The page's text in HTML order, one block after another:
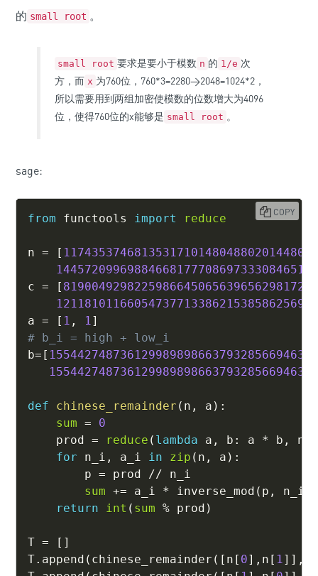
的 small root 。
small root 要求是要小于模数 n 的 1/e 次
方，而 x 为760位，760*3=2280>2048=1024*2，
所以需要用到两组加密使模数的位数增大为4096
位，使得760位的x能够是 small root 。
sage:
from functools import reduce
n = [
c = [
a = [ 1 , 1]
# b_i = high + low_i
b= [
def chinese_remainder ( n , a ) :
sum =
0
    prod
= reduce ( lambda a , b : a * b , n
for n_i , a_i in zip ( n , a ) :
        p
= prod // n_i
sum += a_i * inverse_mod ( p , n_i
return
int ( sum % prod )
T = [ ]
T. append ( chinese_remainder ( [ n [ 0] , n [ 1] ] ,
COPY